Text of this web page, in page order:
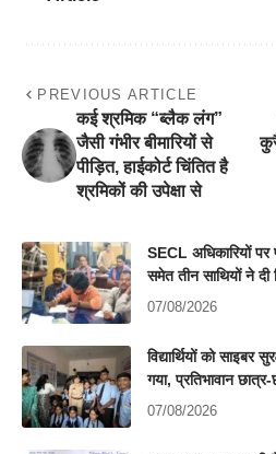
PREVIOUS ARTICLE
कई श्रमिक “ब्लैक लंग”
जैसी गंभीर बीमारियों से
पीड़ित, हाईकोर्ट चिंतित है
श्रमिकों की उपेक्षा से
SECL अधिकारियों पर
समेत तीन साथियों ने दी
07/08/2026
विद्यार्थियों को
गया, प्रतिभावान
07/08/2026